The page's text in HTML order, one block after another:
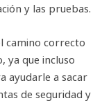
y las pruebas.
camino correcto
ya que incluso
ayudarle a sacar
de seguridad y